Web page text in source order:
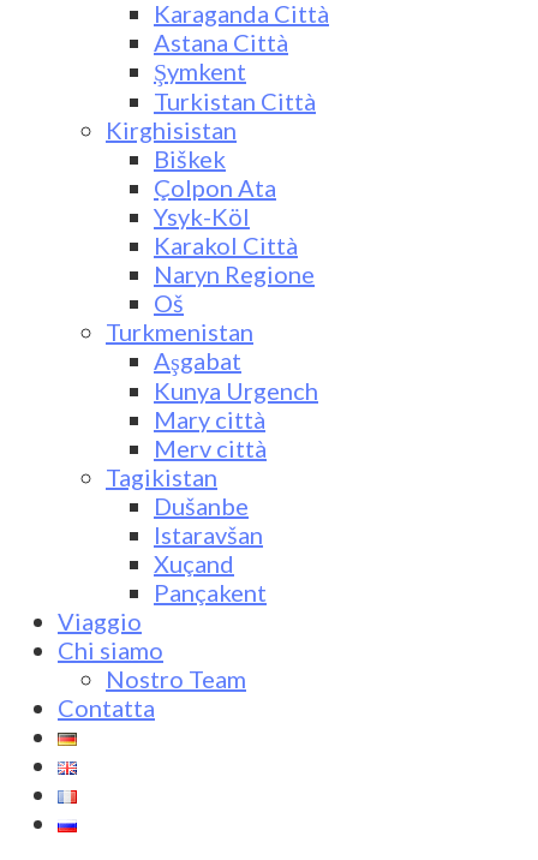
Karaganda Città
Astana Città
Şymkent
Turkistan Città
Kirghisistan
Biškek
Çolpon Ata
Ysyk-Köl
Karakol Città
Naryn Regione
Oš
Turkmenistan
Aşgabat
Kunya Urgench
Mary città
Merv città
Tagikistan
Dušanbe
Istaravšan
Xuçand
Pançakent
Viaggio
Chi siamo
Nostro Team
Contatta